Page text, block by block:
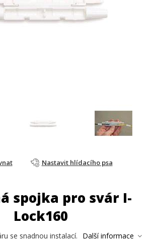
Nastavit hlídacího psa
spojka pro svár I-
Lock160
se snadnou instalací. Další informace